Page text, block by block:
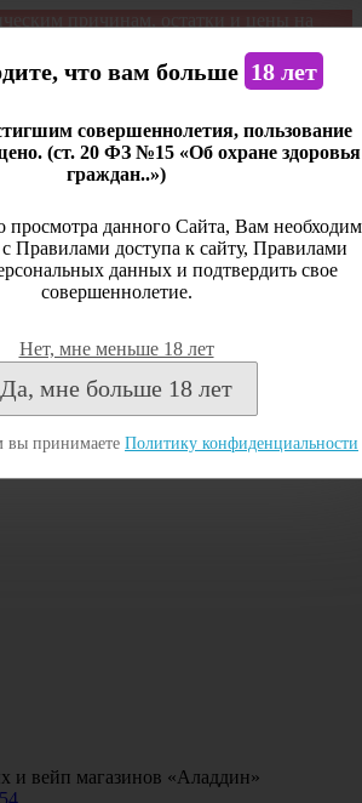
причинам, остатки и цены на
Дистанционная продажа не
и вейп магазинов «Аладдин»
что вам больше 18 лет
совершеннолетия, пользование
(ст. 20 ФЗ №15 «Об охране здоровья
граждан..»)
просмотра данного Сайта, Вам
с Правилами доступа к сайту, Правилами
данных и подтвердить свое
совершеннолетие.
Нет, мне меньше 18 лет
Да, мне больше 18 лет
вы принимаете Политику конфиденциальности